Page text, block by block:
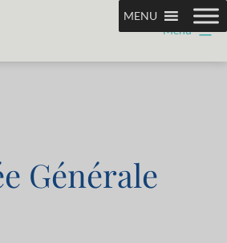
Menu
MENU
Générale